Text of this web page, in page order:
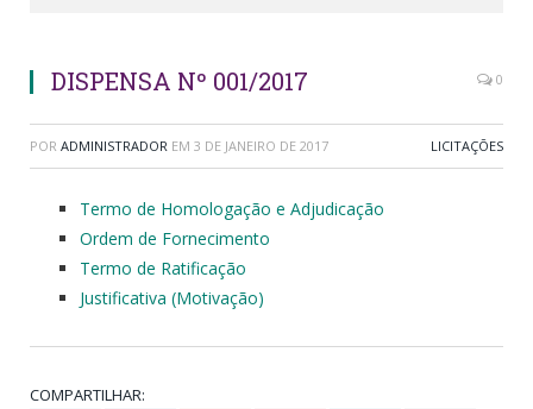
DISPENSA Nº 001/2017 0
POR ADMINISTRADOR EM 3 DE JANEIRO DE 2017 LICITAÇÕES
Termo de Homologação e Adjudicação
Ordem de Fornecimento
Termo de Ratificação
Justificativa (Motivação)
COMPARTILHAR: